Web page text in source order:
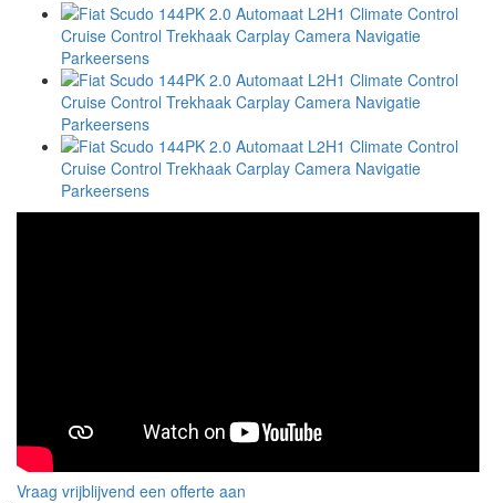
Vraag vrijblijvend een offerte aan